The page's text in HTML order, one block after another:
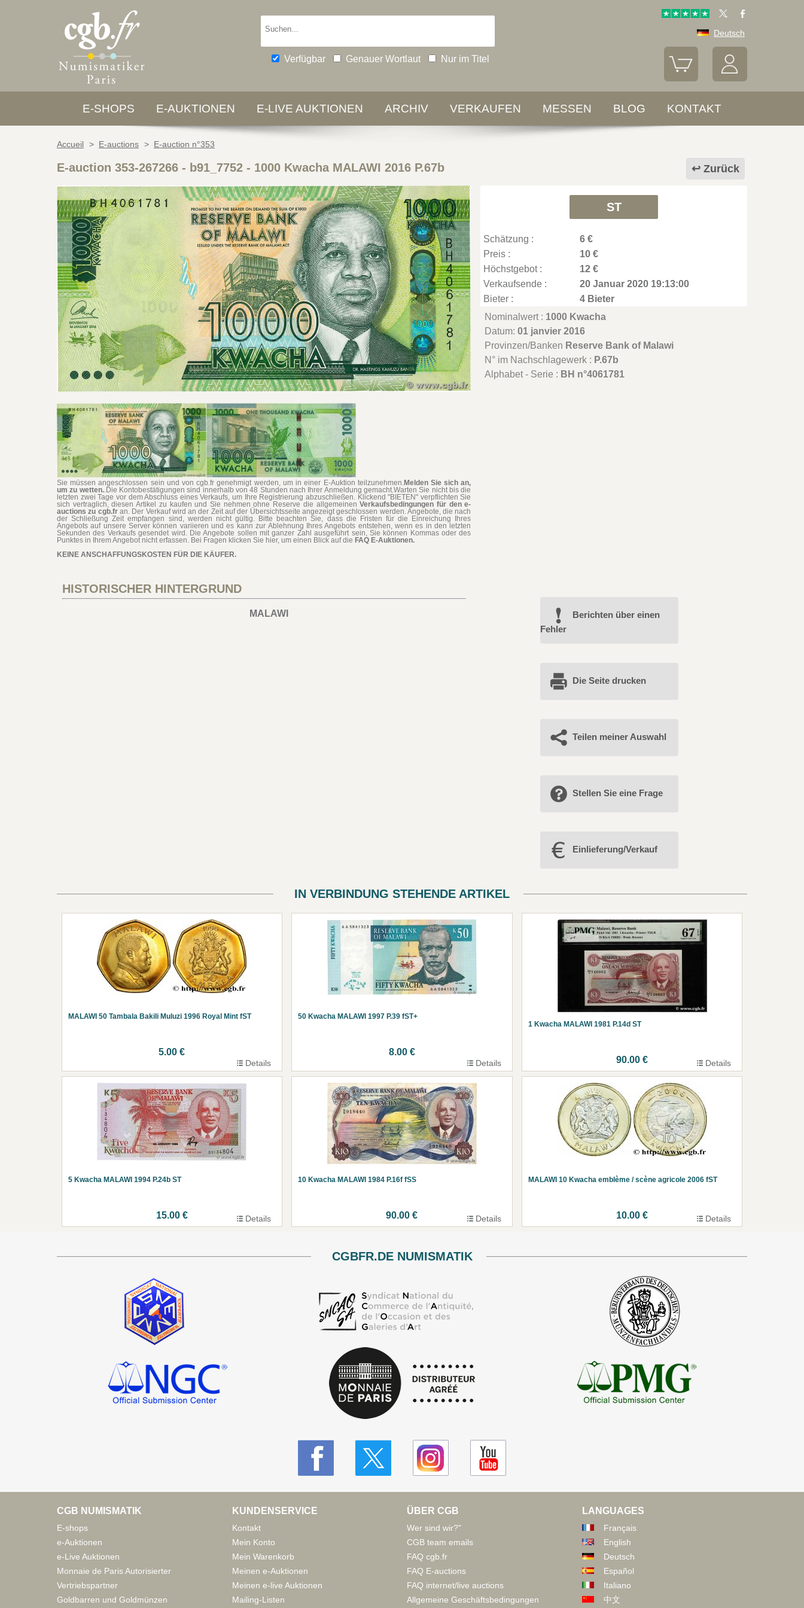
Verfügbar Genauer Wortlaut Nur im Titel
Deutsch
E-SHOPS E-AUKTIONEN E-LIVE AUKTIONEN ARCHIV VERKAUFEN MESSEN BLOG KONTAKT
Accueil > E-auctions > E-auction n°353
Zurück
E-auction 353-267266 - b91_7752 - 1000 Kwacha MALAWI 2016 P.67b
Sie müssen angeschlossen sein und von cgb.fr genehmigt werden, um in einer E-Auktion teilzunehmen. Melden Sie sich an,
um zu wetten..Die Kontobestätigungen sind innerhalb von 48 Stunden nach Ihrer Anmeldung gemacht.Warten Sie nicht bis die
letzten zwei Tage vor dem Abschluss eines Verkaufs, um Ihre Registrierung abzuschließen. Klickend "BIETEN" verpflichten Sie
sich vertraglich, diesen Artikel zu kaufen und Sie nehmen ohne Reserve die allgemeinenVerkaufsbedingungen für den e-
auctions zu cgb.fran. Der Verkauf wird an der Zeit auf der Übersichtsseite angezeigt geschlossen werden. Angebote, die nach
der Schließung Zeit empfangen sind, werden nicht gültig. Bitte beachten Sie, dass die Fristen für die Einreichung Ihres
Angebots auf unsere Server können variieren und es kann zur Ablehnung Ihres Angebots entstehen, wenn es in den letzten
Sekunden des Verkaufs gesendet wird. Die Angebote sollen mit ganzer Zahl ausgeführt sein, Sie können Kommas oder des
Punktes in Ihrem Angebot nicht erfassen. Bei Fragen klicken Sie hier, um einen Blick auf die FAQ E-Auktionen.
KEINE ANSCHAFFUNGSKOSTEN FÜR DIE KÄUFER.
ST
Schätzung :
6 €
Preis :
10 €
Höchstgebot :
12 €
Verkaufsende :
20 Januar 2020 19:13:00
Bieter :
4 Bieter
Nominalwert : 1000 Kwacha
Datum:01 janvier 2016
Provinzen/Banken Reserve Bank of Malawi
N° im Nachschlagewerk : P.67b
Alphabet - Serie : BH n°4061781
HISTORISCHER HINTERGRUND
MALAWI
Berichten über einen
Fehler
Die Seite drucken
Teilen meiner Auswahl
Stellen Sie eine Frage
Einlieferung/Verkauf
IN VERBINDUNG STEHENDE ARTIKEL
MALAWI 50 Tambala Bakili Muluzi 1996 Royal Mint fST
5.00 €
Details
50 Kwacha MALAWI 1997 P.39 fST+
8.00 €
Details
1 Kwacha MALAWI 1981 P.14d ST
90.00 € Details
5 Kwacha MALAWI 1994 P.24b ST
15.00 € Details
10 Kwacha MALAWI 1984 P.16f fSS
90.00 € Details
MALAWI 10 Kwacha emblème / scène agricole 2006 fST
10.00 € Details
CGBFR.DE NUMISMATIK
CGB NUMISMATIK
E-shops
e-Auktionen
e-Live Auktionen
Monnaie de Paris Autorisierter
Vertriebspartner
Goldbarren und Goldmünzen
KUNDENSERVICE
Kontakt
Mein Konto
Mein Warenkorb
Meinen e-Auktionen
Meinen e-live Auktionen
Mailing-Listen
ÜBER CGB
Wer sind wir?"
CGB team emails
FAQ cgb.fr
FAQ E-auctions
FAQ internet/live auctions
Allgemeine Geschäftsbedingungen
LANGUAGES
Français
English
Deutsch
Español
Italiano
中文